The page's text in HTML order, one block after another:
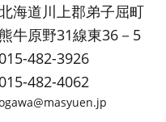
海道川上郡弟子屈町
熊牛原野31線東36－5
015-482-3926
015-482-4062